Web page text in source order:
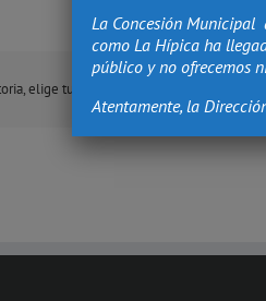
elige tu plataforma!
La Concesión Municipal
como La Hípica ha
público y no ofrecemos
Atentamente, la